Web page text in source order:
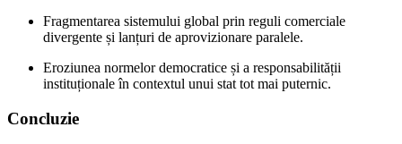
Fragmentarea sistemului global prin reguli comerciale
divergente și lanțuri de aprovizionare paralele.
Eroziunea normelor democratice și a responsabilității
instituționale în contextul unui stat tot mai puternic.
Concluzie